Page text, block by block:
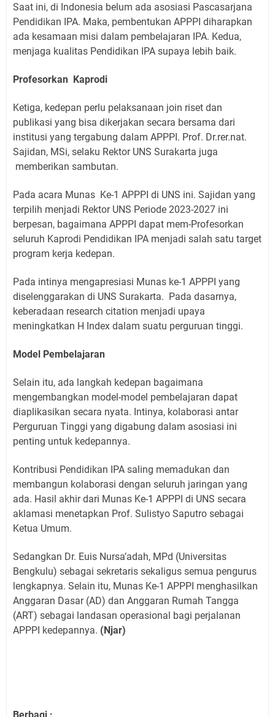
Saat ini, di Indonesia belum ada asosiasi Pascasarjana
Pendidikan IPA. Maka, pembentukan APPPI diharapkan
ada kesamaan misi dalam pembelajaran IPA. Kedua,
menjaga kualitas Pendidikan IPA supaya lebih baik.
Profesorkan Kaprodi
Ketiga, kedepan perlu pelaksanaan join riset dan
publikasi yang bisa dikerjakan secara bersama dari
institusi yang tergabung dalam APPPI. Prof. Dr.rer.nat.
Sajidan, MSi, selaku Rektor UNS Surakarta juga
memberikan sambutan.
Pada acara Munas Ke-1 APPPI di UNS ini. Sajidan yang
terpilih menjadi Rektor UNS Periode 2023-2027 ini
berpesan, bagaimana APPPI dapat mem-Profesorkan
seluruh Kaprodi Pendidikan IPA menjadi salah satu target
program kerja kedepan.
Pada intinya mengapresiasi Munas ke-1 APPPI yang
diselenggarakan di UNS Surakarta. Pada dasarnya,
keberadaan research citation menjadi upaya
meningkatkan H Index dalam suatu perguruan tinggi.
Model Pembelajaran
Selain itu, ada langkah kedepan bagaimana
mengembangkan model-model pembelajaran dapat
diaplikasikan secara nyata. Intinya, kolaborasi antar
Perguruan Tinggi yang digabung dalam asosiasi ini
penting untuk kedepannya.
Kontribusi Pendidikan IPA saling memadukan dan
membangun kolaborasi dengan seluruh jaringan yang
ada. Hasil akhir dari Munas Ke-1 APPPI di UNS secara
aklamasi menetapkan Prof. Sulistyo Saputro sebagai
Ketua Umum.
Sedangkan Dr. Euis Nursa’adah, MPd (Universitas
Bengkulu) sebagai sekretaris sekaligus semua pengurus
lengkapnya. Selain itu, Munas Ke-1 APPPI menghasilkan
Anggaran Dasar (AD) dan Anggaran Rumah Tangga
(ART) sebagai landasan operasional bagi perjalanan
APPPI kedepannya. (Njar)